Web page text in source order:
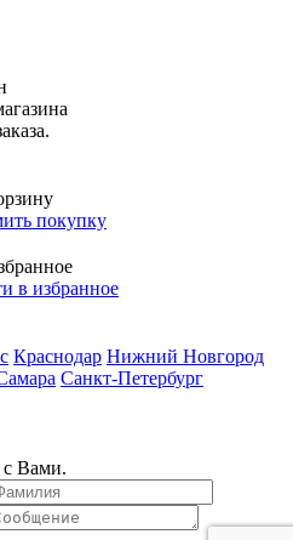
покупку
в избранное
Краснодар Нижний Новгород
Санкт-Петербург
с Вами.